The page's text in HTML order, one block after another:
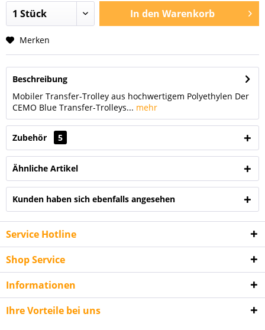
In den Warenkorb
Merken
Beschreibung
Mobiler Transfer-Trolley aus hochwertigem Polyethylen Der
CEMO Blue Transfer-Trolleys... mehr
Zubehör 5
Ähnliche Artikel
Kunden haben sich ebenfalls angesehen
Service Hotline
Shop Service
Informationen
Ihre Vorteile bei uns